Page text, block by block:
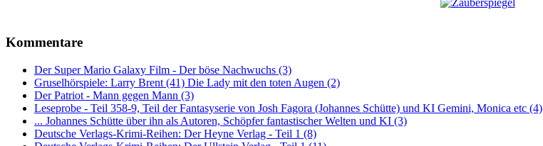
Kommentare
Der Super Mario Galaxy Film - Der böse Nachwuchs (3)
Gruselhörspiele: Larry Brent (41) Die Lady mit den toten Augen (2)
Der Patriot - Mann gegen Mann (3)
Leseprobe - Teil 358-9, Teil der Fantasyserie von Josh Fagora (Johannes Schütte) und KI Gemini, Monica etc (4)
... Johannes Schütte über ihn als Autoren, Schöpfer fantastischer Welten und KI (3)
Deutsche Verlags-Krimi-Reihen: Der Heyne Verlag - Teil 1 (8)